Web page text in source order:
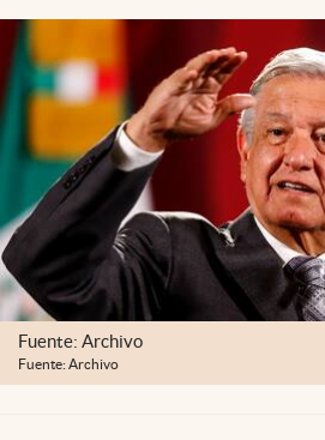
abre en nueva pestaña
México
Fuente: Archivo
Fuente: Archivo